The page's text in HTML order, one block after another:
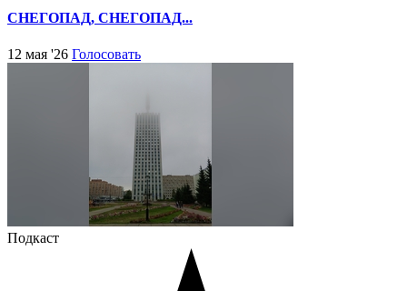
СНЕГОПАД, СНЕГОПАД...
12 мая '26 Голосовать
Подкаст